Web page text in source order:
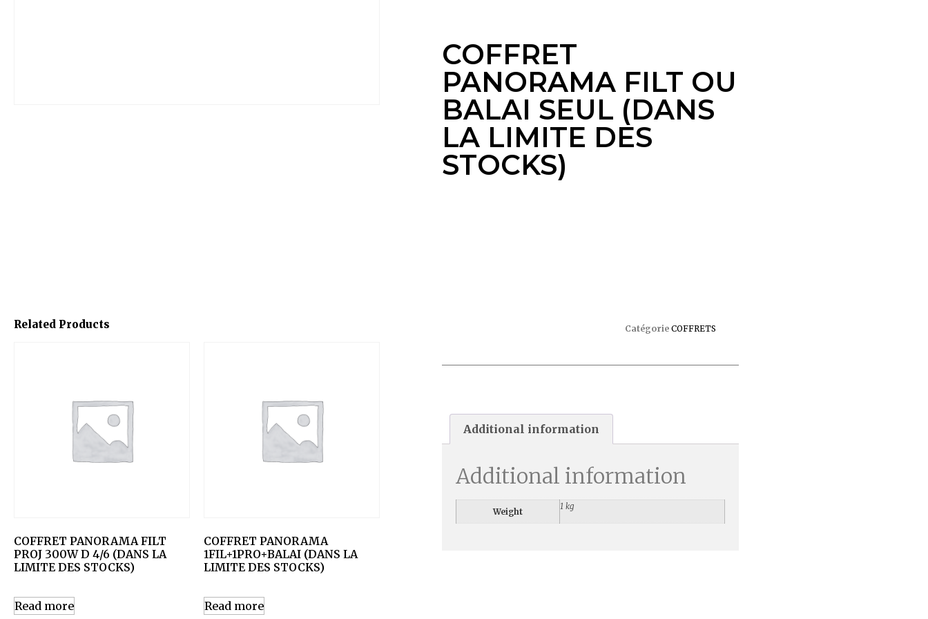
COFFRET
PANORAMA FILT OU
BALAI SEUL (DANS
LA LIMITE DES
STOCKS)
Related Products
COFFRET PANORAMA FILT
PROJ 300W D 4/6 (DANS LA
LIMITE DES STOCKS)
Read more
COFFRET PANORAMA
1FIL+1PRO+BALAI (DANS LA
LIMITE DES STOCKS)
Read more
Catégorie COFFRETS
Additional information
Additional information
Weight
1 kg